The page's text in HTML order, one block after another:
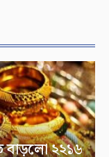
বাড়লো ২২১৬